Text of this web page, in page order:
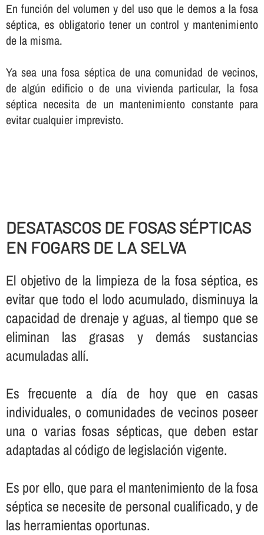
En función del volumen y del uso que le demos a la fosa
séptica, es obligatorio tener un control y mantenimiento
de la misma.
Ya sea una fosa séptica de una comunidad de vecinos,
de algún edificio o de una vivienda particular, la fosa
séptica necesita de un mantenimiento constante para
evitar cualquier imprevisto.
DESATASCOS DE FOSAS SÉPTICAS
EN FOGARS DE LA SELVA
El objetivo de la limpieza de la fosa séptica, es
evitar que todo el lodo acumulado, disminuya la
capacidad de drenaje y aguas, al tiempo que se
eliminan las grasas y demás sustancias
acumuladas allí­.
Es frecuente a dí­a de hoy que en casas
individuales, o comunidades de vecinos poseer
una o varias fosas sépticas, que deben estar
adaptadas al código de legislación vigente.
Es por ello, que para el mantenimiento de la fosa
séptica se necesite de personal cualificado, y de
las herramientas oportunas.